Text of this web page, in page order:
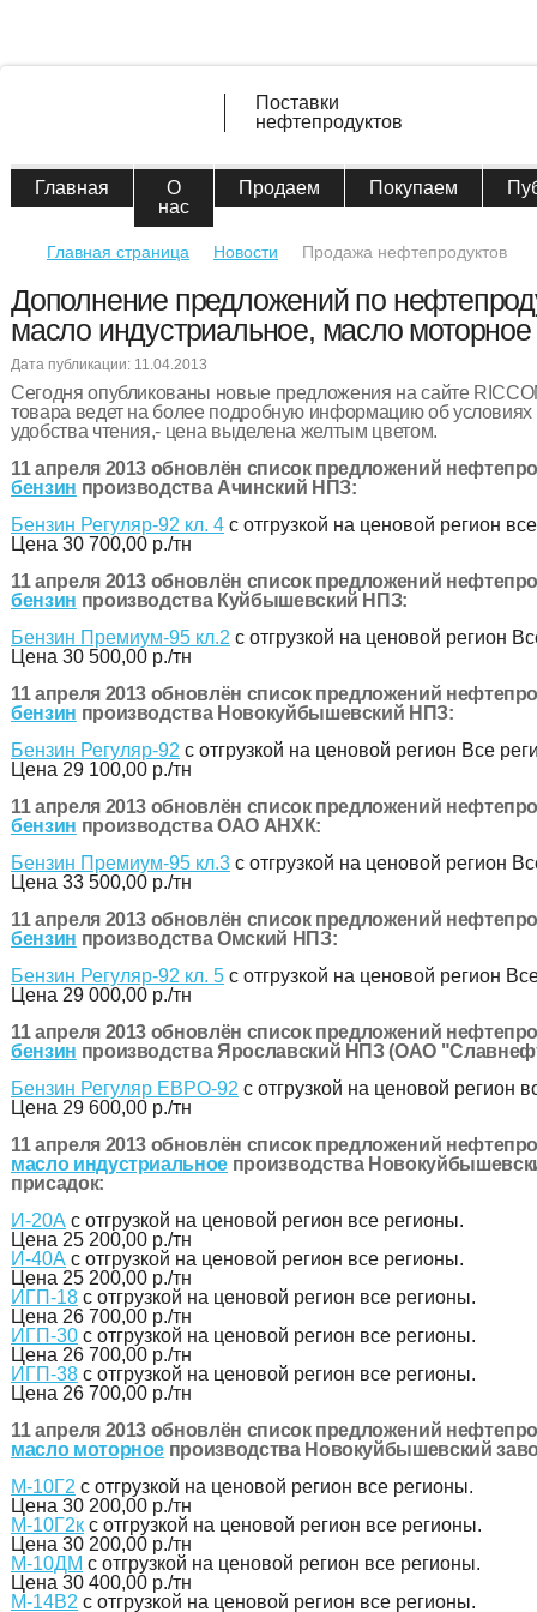
Поставки
нефтепродуктов
Главная
О
нас
Продаем Покупаем
Главная страница Новости Продажа нефтепродуктов
Дополнение предложений по
масло индустриальное, масло моторное
Дата публикации: 11.04.2013
Сегодня опубликованы новые предложения на сайте
товара ведет на более подробную информацию об условиях
удобства чтения,- цена выделена желтым цветом.
11 апреля 2013 обновлён список предложений
бензин производства Ачинский НПЗ:
Бензин Регуляр-92 кл. 4 с отгрузкой на ценовой регион
Цена 30 700,00 р./тн
11 апреля 2013 обновлён список предложений
бензин производства Куйбышевский НПЗ:
Бензин Премиум-95 кл.2 с отгрузкой на ценовой регион
Цена 30 500,00 р./тн
11 апреля 2013 обновлён список предложений
бензин производства Новокуйбышевский НПЗ:
Бензин Регуляр-92 с отгрузкой на ценовой регион Все
Цена 29 100,00 р./тн
11 апреля 2013 обновлён список предложений
бензин производства ОАО АНХК:
Бензин Премиум-95 кл.3 с отгрузкой на ценовой регион
Цена 33 500,00 р./тн
11 апреля 2013 обновлён список предложений
бензин производства Омский НПЗ:
Бензин Регуляр-92 кл. 5 с отгрузкой на ценовой регион
Цена 29 000,00 р./тн
11 апреля 2013 обновлён список предложений
бензин производства Ярославский НПЗ (ОАО
Бензин Регуляр ЕВРО-92 с отгрузкой на ценовой регион
Цена 29 600,00 р./тн
11 апреля 2013 обновлён список предложений
масло индустриальное производства
присадок:
И-20А с отгрузкой на ценовой регион все регионы.
Цена 25 200,00 р./тн
И-40А с отгрузкой на ценовой регион все регионы.
Цена 25 200,00 р./тн
ИГП-18 с отгрузкой на ценовой регион все регионы.
Цена 26 700,00 р./тн
ИГП-30 с отгрузкой на ценовой регион все регионы.
Цена 26 700,00 р./тн
ИГП-38 с отгрузкой на ценовой регион все регионы.
Цена 26 700,00 р./тн
11 апреля 2013 обновлён список предложений
масло моторное производства Новокуйбышевский
М-10Г2 с отгрузкой на ценовой регион все регионы.
Цена 30 200,00 р./тн
М-10Г2к с отгрузкой на ценовой регион все регионы.
Цена 30 200,00 р./тн
М-10ДМ с отгрузкой на ценовой регион все регионы.
Цена 30 400,00 р./тн
М-14В2 с отгрузкой на ценовой регион все регионы.